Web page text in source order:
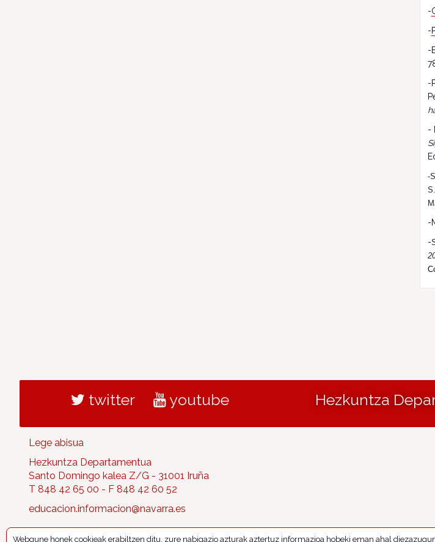
-
-
-
-
-
-
-
-
twitter youtube Hezkuntza
Lege abisua
Hezkuntza Departamentua
Santo Domingo kalea Z/G - 31001 Iruña
T 848 42 65 00 - F 848 42 60 52
educacion.informacion@navarra.es
Webgune honek cookieak erabiltzen ditu, zure nabigazio azturak aztertuz informazioa hobeki eman ahal